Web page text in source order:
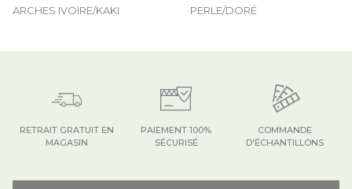
ARCHES IVOIRE/KAKI
PERLE/DORÉ
COMMANDE
D'ÉCHANTILLONS
PAIEMENT 100%
SÉCURISÉ
RETRAIT GRATUIT EN
MAGASIN